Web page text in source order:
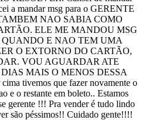
a mandar msg para o GERENTE
NAO SABIA COMO
ELE ME MANDOU MSG
E NAO TEM UMA
O EXTORNO DO CARTÃO,
VOU AGUARDAR ATE
MAIS O MENOS DESSA
tivemos que fazer novamente o
e o restante em boleto.. Estamos
gerente !!! Pra vender é tudo lindo
são péssimos!! Cuidado gente!!!!